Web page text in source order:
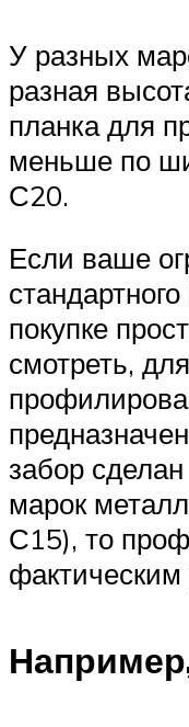
У разных
разная
планка для
меньше по
С20.
Если ваше
покупке
смотреть,
забор
марок
С15), то